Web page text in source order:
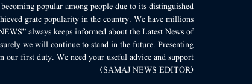
popular among people due to its distinguished
grate popularity in the country. We have millions
always keeps informed about the Latest News of
we will continue to stand in the future. Presenting
our first duty. We need your useful advice and support.
(SAMAJ NEWS EDITOR)